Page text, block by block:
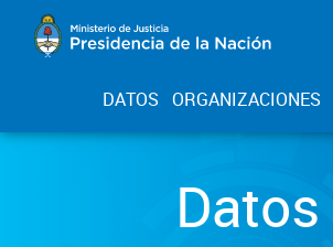
DATOS ORGANIZACIONES
Datos